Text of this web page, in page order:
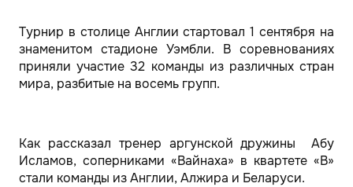
Турнир в столице Англии стартовал 1 сентября на
знаменитом стадионе Уэмбли. В соревнованиях
приняли участие 32 команды из различных стран
мира, разбитые на восемь групп.
Как рассказал тренер аргунской дружины Абу
Исламов, соперниками «Вайнаха» в квартете «B»
стали команды из Англии, Алжира и Беларуси.